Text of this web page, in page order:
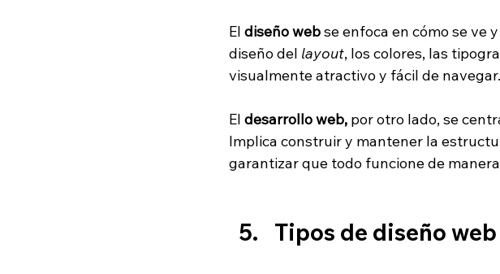
El diseño web se enfoca en cómo se ve
diseño del layout, los colores, las
visualmente atractivo y fácil de navegar.
El desarrollo web, por otro lado, se
Implica construir y mantener la
garantizar que todo funcione de
Tipos de diseño web